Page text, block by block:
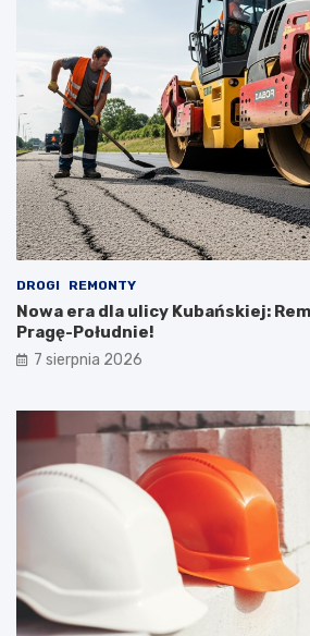
DROGI REMONTY
Nowa era dla ulicy Kubańskiej:
Pragę-Południe!
7 sierpnia 2026